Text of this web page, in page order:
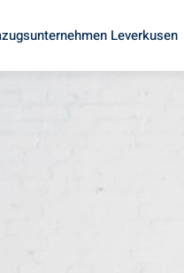
Leverkusen